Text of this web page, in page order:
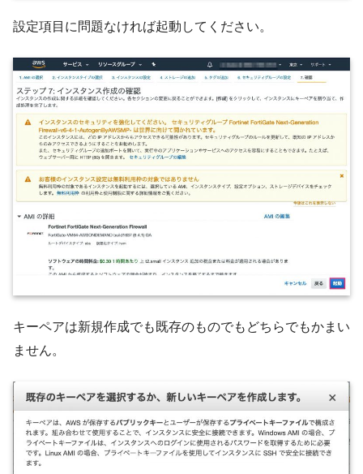
設定項目に問題なければ起動してください。
キーペアは新規作成でも既存のものでもどちらでもかまい
ません。